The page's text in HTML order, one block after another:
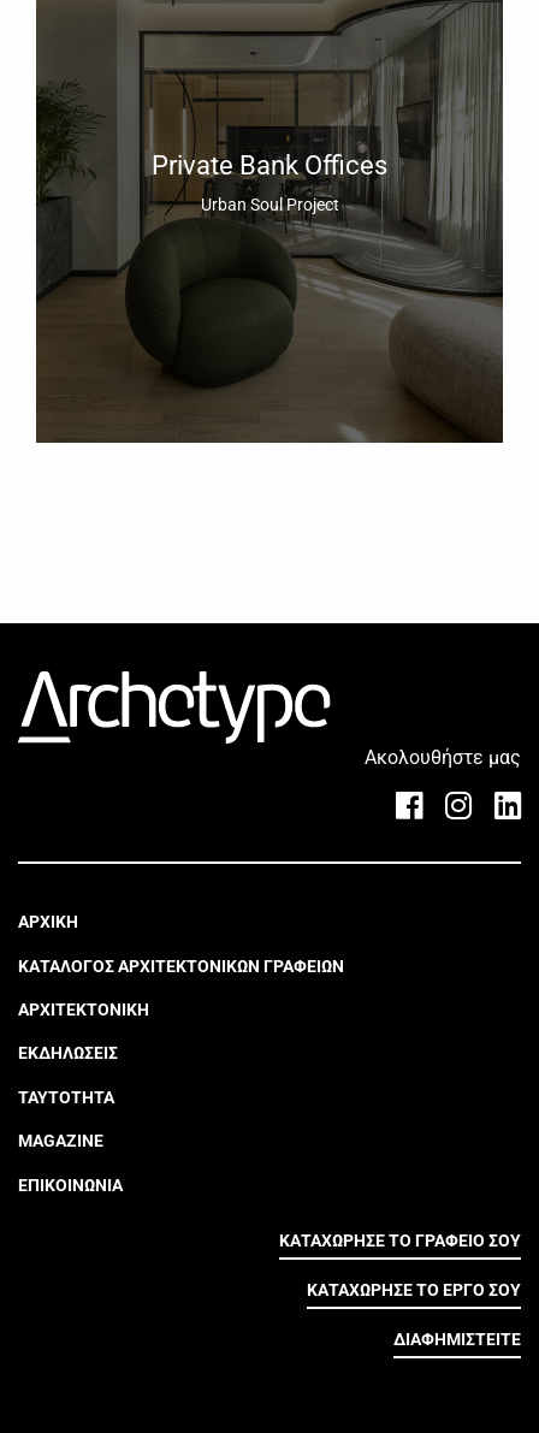
Private Bank Offices
Urban Soul Project
Ακολουθήστε μας
ΑΡΧΙΚΗ
ΚΑΤΑΛΟΓΟΣ ΑΡΧΙΤΕΚΤΟΝΙΚΩΝ ΓΡΑΦΕΙΩΝ
ΑΡΧΙΤΕΚΤΟΝΙΚΗ
ΕΚΔΗΛΩΣΕΙΣ
ΤΑΥΤΟΤΗΤΑ
MAGAZINE
ΕΠΙΚΟΙΝΩΝΙΑ
ΚΑΤΑΧΩΡΗΣΕ ΤΟ ΓΡΑΦΕΙΟ ΣΟΥ
ΚΑΤΑΧΩΡΗΣΕ ΤΟ ΕΡΓΟ ΣΟΥ
ΔΙΑΦΗΜΙΣΤΕΙΤΕ